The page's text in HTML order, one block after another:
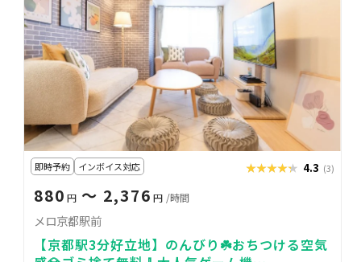
即時予約 インボイス対応 ★★★★★
★★★★★ 4.3 (3)
880 円〜 2,376 円 /時間
メロ京都駅前
【京都駅3分好立地】のんびり☘️おちつける空気